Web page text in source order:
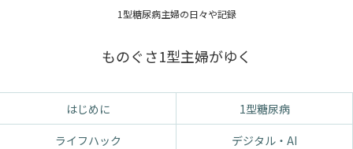
1型糖尿病主婦の日々や記録
ものぐさ1型主婦がゆく
はじめに
1型糖尿病
ライフハック
デジタル・AI